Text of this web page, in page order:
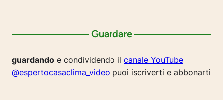
Guardare
guardando e condividendo il canale YouTube
@espertocasaclima_video puoi iscriverti e abbonarti